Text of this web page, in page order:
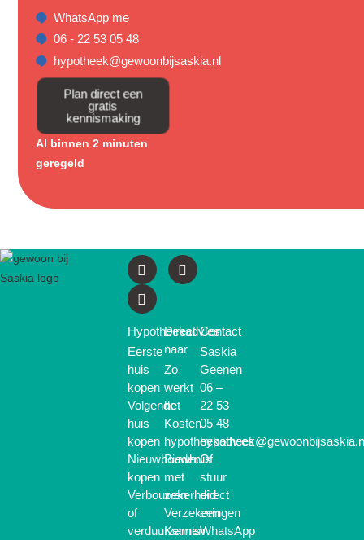
WhatsApp me
06 - 22 53 05 48
hypotheek@gewoonbijsaskia.nl
Plan direct een
gratis
kennismaking
Al binnen 2 minuten
geregeld
Hypotheekadvies
Eerste
huis
kopen
Volgende
huis
kopen
Nieuwbouwhuis
kopen
Verbouwen
of
verduurzamen
Direct
naar
Zo
werkt
het
Kosten
hypotheekadvies
Bieden
met
zekerheid
Verzekeringen
Kennis
Contact
Saskia
Geenen
06 –
22 53
05 48
Of
stuur
direct
een
WhatsApp